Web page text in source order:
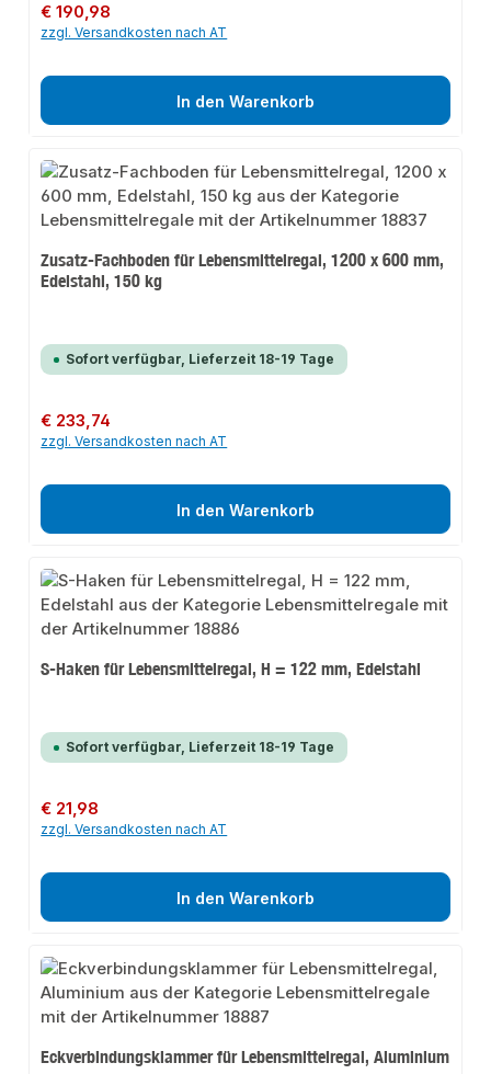
Regulärer Preis:
€ 190,98
zzgl. Versandkosten nach AT
In den Warenkorb
Zusatz-Fachboden für Lebensmittelregal, 1200 x 600 mm,
Edelstahl, 150 kg
Sofort verfügbar, Lieferzeit 18-19 Tage
Regulärer Preis:
€ 233,74
zzgl. Versandkosten nach AT
In den Warenkorb
S-Haken für Lebensmittelregal, H = 122 mm, Edelstahl
Sofort verfügbar, Lieferzeit 18-19 Tage
Regulärer Preis:
€ 21,98
zzgl. Versandkosten nach AT
In den Warenkorb
Eckverbindungsklammer für Lebensmittelregal, Aluminium